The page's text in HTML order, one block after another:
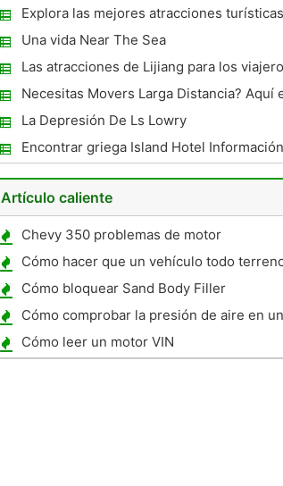
Explora las mejores atracciones turísticas
de Birmingham
Una vida Near The Sea
Las atracciones de Lijiang para los
Necesitas Movers Larga Distancia? Aquí
cómo!
La Depresión De Ls Lowry
Encontrar griega Island Hotel Información
En Hellasclub
Artículo caliente
Chevy 350 problemas de motor
Cómo hacer que un vehículo todo
tienen más poder
Cómo bloquear Sand Body Filler
Cómo comprobar la presión de aire en un
neumático en un Toyota Corolla
Cómo leer un motor VIN